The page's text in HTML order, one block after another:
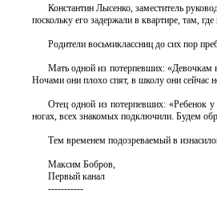
Константин Лысенко, заместитель
поскольку его задержали в квартире, там,
Родители восьмиклассниц до сих пор
Мать одной из потерпевших: «Девочкам
Ночами они плохо спят, в школу они сейчас
Отец одной из потерпевших: «Ребенок
ногах, всех знакомых подключили. Будем
Тем временем подозреваемый в
Максим Бобров,
Первый канал
-----------